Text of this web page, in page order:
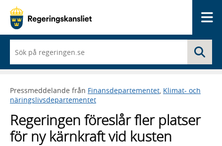
du
börjar
skriva
framträder
en
med
sökförslag
Pressmeddelande från Finansdepartementet, Klimat- och
näringslivsdepartementet
Regeringen föreslår fler platser
för ny kärnkraft vid kusten